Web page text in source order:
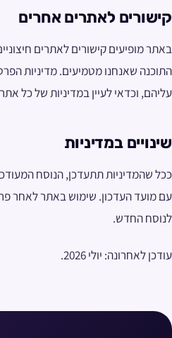
קישורים לאתרים אחרים
באתר מופיעים קישורים לאתרים
התוכנה שאנחנו מטמיעים. מדיניות
עליהם, וכדאי לעיין במדיניות של כל
שינויים במדיניות
ככל שהמדיניות תתעדכן, הנוסח
עם מועד העדכון. שימוש באתר לאחר
לנוסח החדש.
עודכן לאחרונה: יולי 2026.